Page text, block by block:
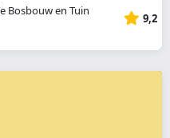
Bosbouw en Tuin
9,2